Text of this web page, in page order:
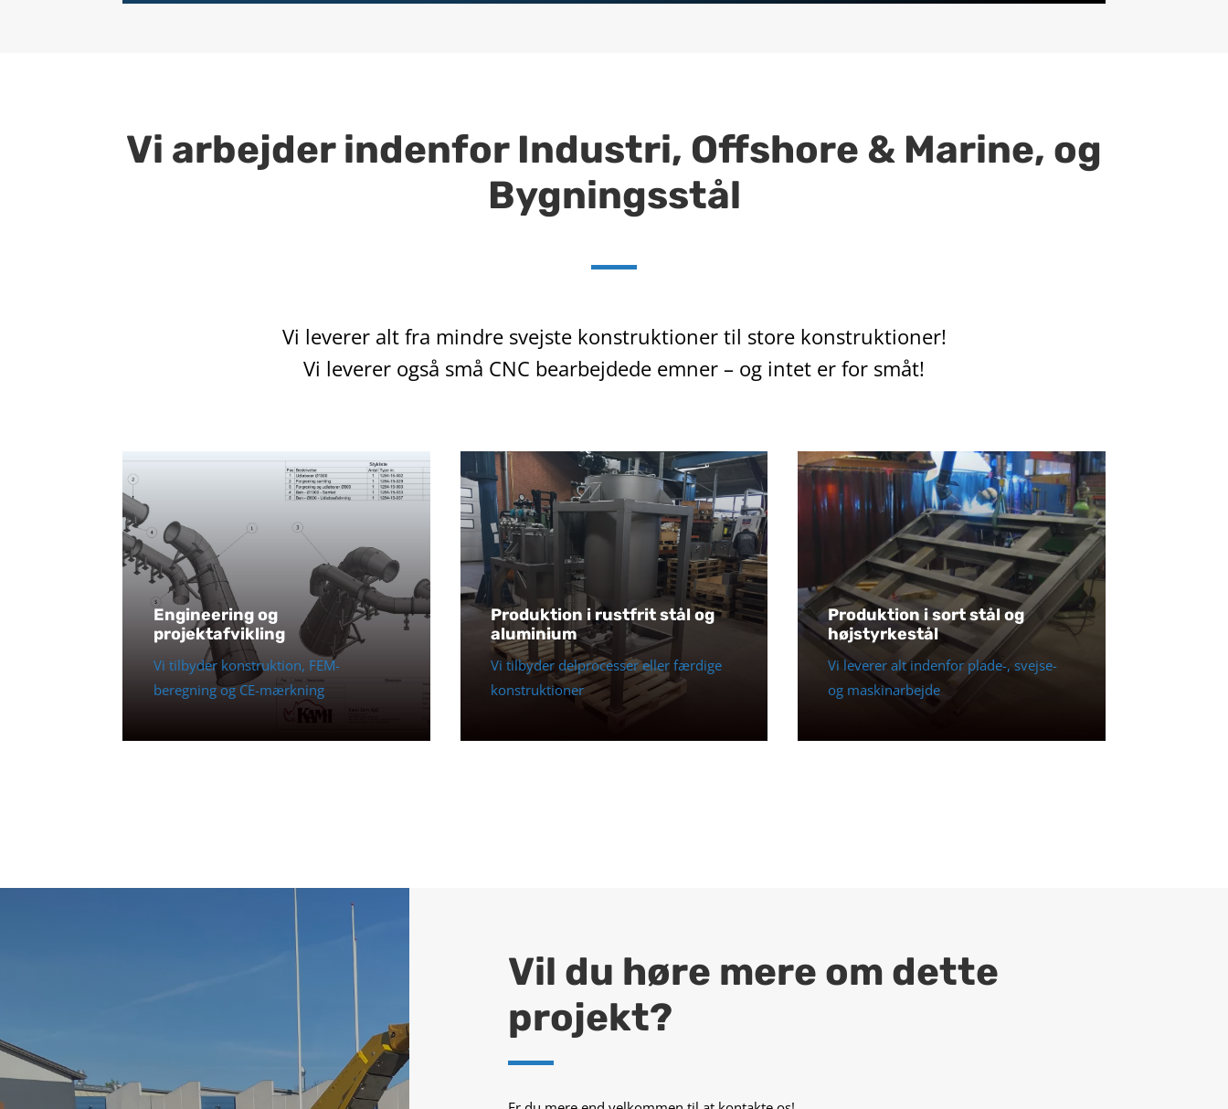
Vi arbejder indenfor Industri, Offshore & Marine, og
Bygningsstål
Vi leverer alt fra mindre svejste konstruktioner til store konstruktioner!
Vi leverer også små CNC bearbejdede emner – og intet er for småt!
Engineering og
projektafvikling
Vi tilbyder konstruktion, FEM-
beregning og CE-mærkning
Produktion i rustfrit stål og
aluminium
Vi tilbyder delprocesser eller færdige
konstruktioner
Produktion i sort stål og
højstyrkestål
Vi leverer alt indenfor plade-, svejse-
og maskinarbejde
Vil du høre mere om dette
projekt?